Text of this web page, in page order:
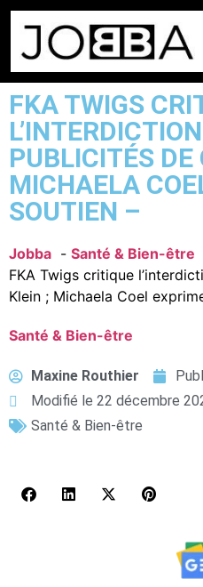
FKA TWIGS
PUBLICITÉS
MICHAELA
SOUTIEN –
Jobba
Santé & Bien-être
FKA Twigs critique
Klein ; Michaela Coel
Santé & Bien-être
Maxine Routhier
Modifié le 22 décembre
Santé & Bien-être